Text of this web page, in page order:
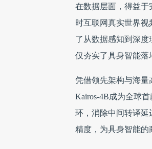
在数据层面，得益于
时互联网真实世界
了从数据感知到深
仅夯实了具身智能落
凭借领先架构与海量
Kairos-4B成为全球
环，消除中间转译延
精度，为具身智能的